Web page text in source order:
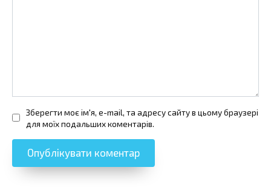
Зберегти моє ім'я, e-mail, та адресу сайту в цьому браузері
для моїх подальших коментарів.